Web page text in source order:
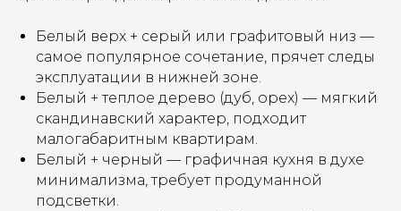
Белый верх + серый или графитовый низ —
самое популярное сочетание, прячет следы
эксплуатации в нижней зоне.
Белый + теплое дерево (дуб, орех) — мягкий
скандинавский характер, подходит
малогабаритным квартирам.
Белый + черный — графичная кухня в духе
минимализма, требует продуманной
подсветки.